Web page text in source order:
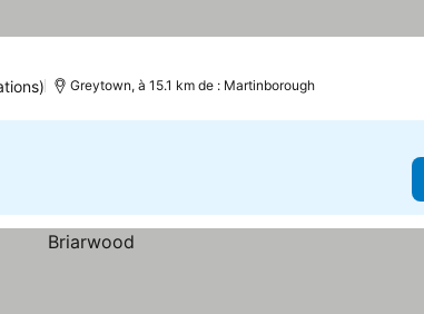
Greytown, à 15.1 km de : Martinborough